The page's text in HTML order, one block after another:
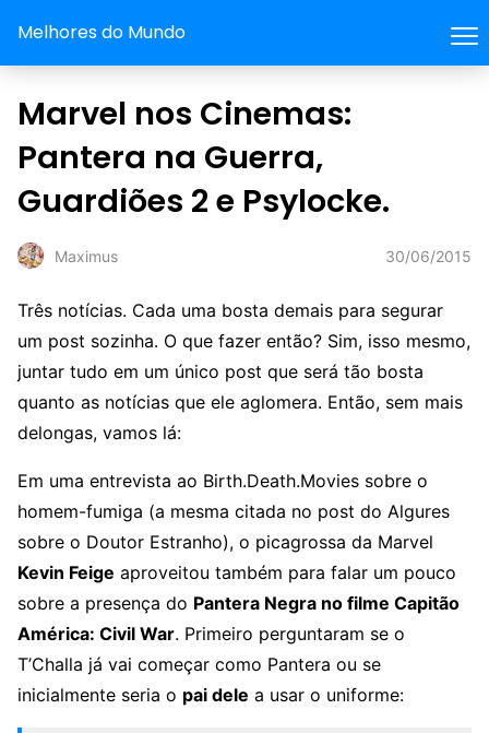
Melhores do Mundo
Marvel nos Cinemas:
Pantera na Guerra,
Guardiões 2 e Psylocke.
Maximus 30/06/2015
Três notícias. Cada uma bosta demais para segurar
um post sozinha. O que fazer então? Sim, isso mesmo,
juntar tudo em um único post que será tão bosta
quanto as notícias que ele aglomera. Então, sem mais
delongas, vamos lá:
Em uma entrevista ao Birth.Death.Movies sobre o
homem-fumiga (a mesma citada no post do Algures
sobre o Doutor Estranho), o picagrossa da Marvel
Kevin Feige aproveitou também para falar um pouco
sobre a presença do Pantera Negra no filme Capitão
América: Civil War. Primeiro perguntaram se o
T’Challa já vai começar como Pantera ou se
inicialmente seria o pai dele a usar o uniforme: